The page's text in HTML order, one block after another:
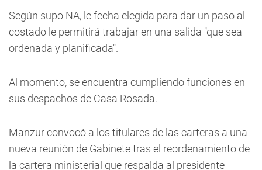
Según supo NA, le fecha elegida para dar un paso al
costado le permitirá trabajar en una salida "que sea
ordenada y planificada".
Al momento, se encuentra cumpliendo funciones en
sus despachos de Casa Rosada.
Manzur convocó a los titulares de las carteras a una
nueva reunión de Gabinete tras el reordenamiento de
la cartera ministerial que respalda al presidente